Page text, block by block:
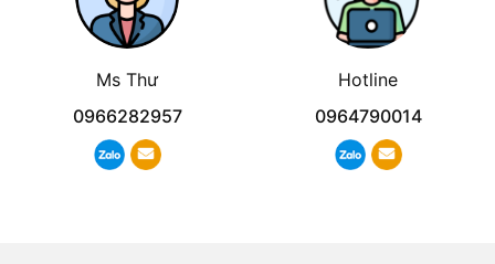
Ms Thư
0966282957
Hotline
0964790014